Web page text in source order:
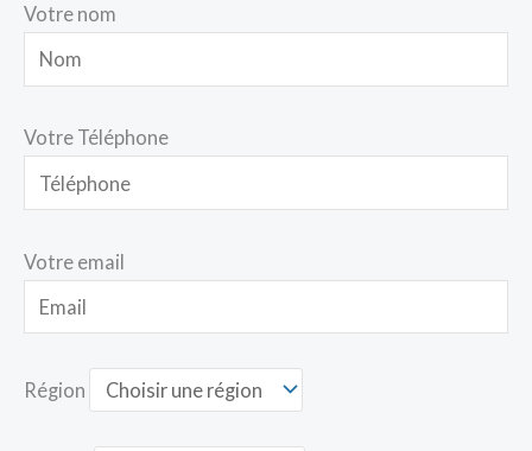
Votre nom
Votre Téléphone
Votre email
Région